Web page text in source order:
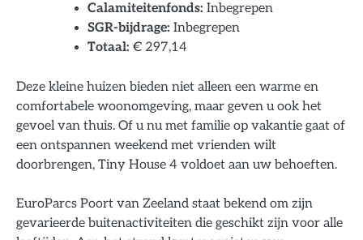
Calamiteitenfonds: Inbegrepen
SGR-bijdrage: Inbegrepen
Totaal: € 297,14
Deze kleine huizen bieden niet alleen een warme en
comfortabele woonomgeving, maar geven u ook het
gevoel van thuis. Of u nu met familie op vakantie gaat of
een ontspannen weekend met vrienden wilt
doorbrengen, Tiny House 4 voldoet aan uw behoeften.
EuroParcs Poort van Zeeland staat bekend om zijn
gevarieerde buitenactiviteiten die geschikt zijn voor alle